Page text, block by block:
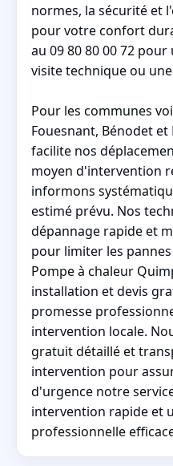
normes, la sécurité et
pour votre confort
au 09 80 80 00 72
visite technique ou
Pour les communes
Fouesnant, Bénodet
facilite nos
moyen d'intervention
informons
estimé prévu. Nos
dépannage rapide et
pour limiter les
Pompe à chaleur
installation et devis
promesse
intervention locale.
gratuit détaillé et
intervention pour
d'urgence notre
intervention rapide et
professionnelle